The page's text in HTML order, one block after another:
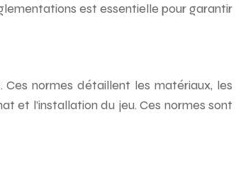
est essentielle pour garantir
normes détaillent les matériaux, les
et l’installation du jeu. Ces normes sont